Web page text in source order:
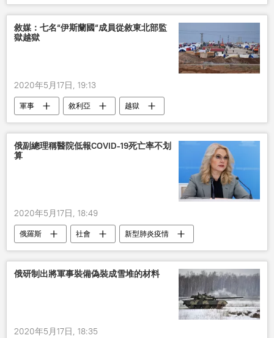
敘媒：七名“伊斯蘭國“成員從敘東北部監
獄越獄
2020年5月17日, 19:13
軍事 敘利亞
越獄
伊斯蘭國
俄副總理稱醫院低報COVID-19死亡率不划
算
2020年5月17日, 18:49
俄羅斯 社會
新型肺炎疫情
醫院
死亡率
俄研制出將軍事裝備偽裝成雪堆的材料
2020年5月17日, 18:35